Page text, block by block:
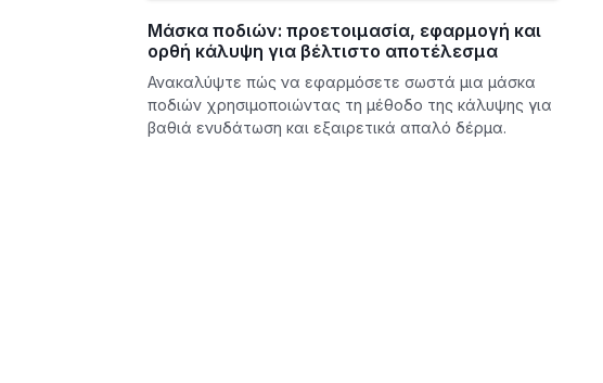
Μάσκα ποδιών: προετοιμασία, εφαρμογή και
ορθή κάλυψη για βέλτιστο αποτέλεσμα
Ανακαλύψτε πώς να εφαρμόσετε σωστά μια μάσκα
ποδιών χρησιμοποιώντας τη μέθοδο της κάλυψης για
βαθιά ενυδάτωση και εξαιρετικά απαλό δέρμα.